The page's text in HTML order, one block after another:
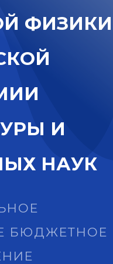
Й ФИЗИКИ
КОЙ
ИИ
УРЫ И
ЫХ НАУК
БЮДЖЕТНОЕ